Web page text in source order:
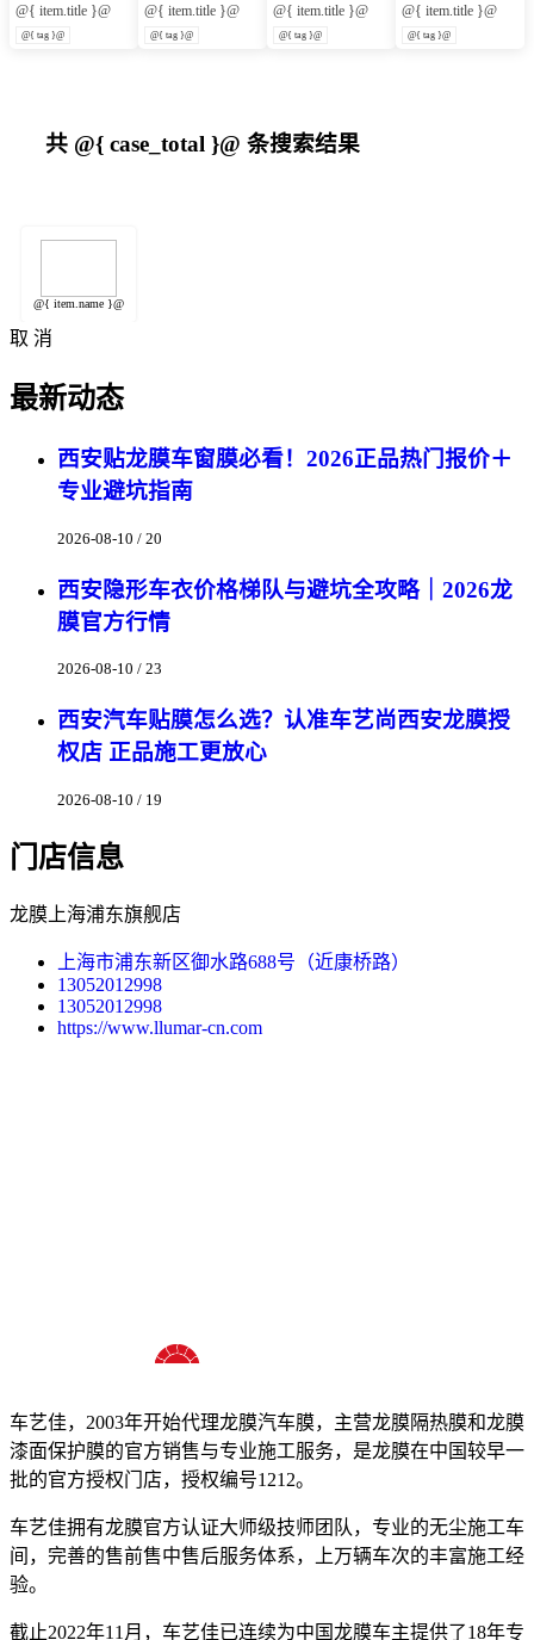
@{ item.title }@
@{ tag }@
@{ item.title }@
@{ tag }@
@{ item.title }@
@{ tag }@
@{ item.title }@
@{ tag }@
共 @{ case_total }@ 条搜索结果
@{ item.name }@
取 消
最新动态
西安贴龙膜车窗膜必看！2026正品热门报价＋
专业避坑指南
2026-08-10 / 20
西安隐形车衣价格梯队与避坑全攻略｜2026龙
膜官方行情
2026-08-10 / 23
西安汽车贴膜怎么选？认准车艺尚西安龙膜授
权店 正品施工更放心
2026-08-10 / 19
门店信息
龙膜上海浦东旗舰店
上海市浦东新区御水路688号（近康桥路）
13052012998
13052012998
https://www.llumar-cn.com
车艺佳，2003年开始代理龙膜汽车膜，主营龙膜隔热膜和龙膜
漆面保护膜的官方销售与专业施工服务，是龙膜在中国较早一
批的官方授权门店，授权编号1212。
车艺佳拥有龙膜官方认证大师级技师团队，专业的无尘施工车
间，完善的售前售中售后服务体系，上万辆车次的丰富施工经
验。
截止2022年11月，车艺佳已连续为中国龙膜车主提供了18年专